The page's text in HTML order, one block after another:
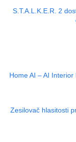
S.T.A.L.K.E.R. 2
Home AI – AI
Zesilovač hlasitosti